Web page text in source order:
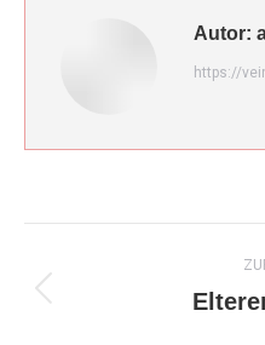
Autor:
https://